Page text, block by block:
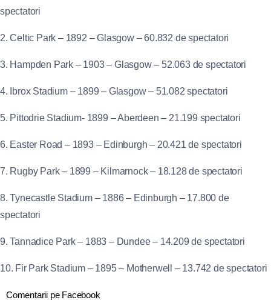
spectatori
2. Celtic Park – 1892 – Glasgow – 60.832 de spectatori
3. Hampden Park – 1903 – Glasgow – 52.063 de spectatori
4. Ibrox Stadium – 1899 – Glasgow – 51.082 spectatori
5. Pittodrie Stadium- 1899 – Aberdeen – 21.199 spectatori
6. Easter Road – 1893 – Edinburgh – 20.421 de spectatori
7. Rugby Park – 1899 – Kilmarnock – 18.128 de spectatori
8. Tynecastle Stadium – 1886 – Edinburgh – 17.800 de
spectatori
9. Tannadice Park – 1883 – Dundee – 14.209 de spectatori
10. Fir Park Stadium – 1895 – Motherwell – 13.742 de spectatori
Comentarii pe Facebook